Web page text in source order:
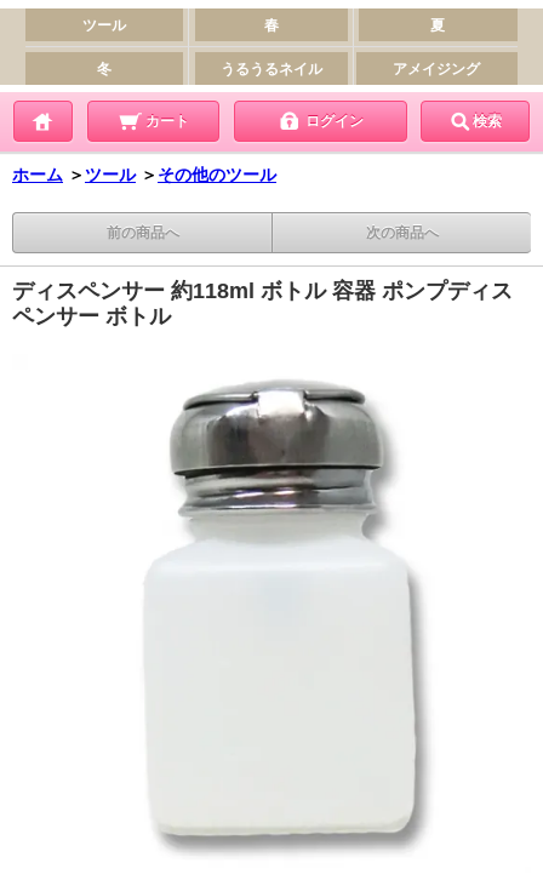
カート ログイン 検索
ホーム ＞ ツール ＞ その他のツール
前の商品へ 次の商品へ
ディスペンサー 約118ml ボトル 容器 ポンプディス
ペンサー ボトル